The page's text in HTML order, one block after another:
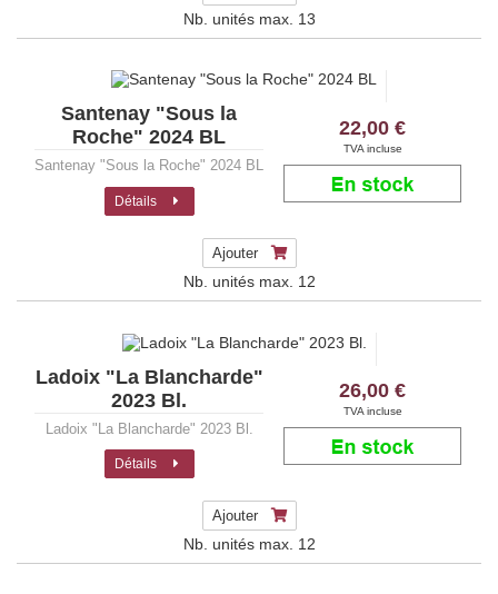
Nb. unités max. 13
Santenay "Sous la
Roche" 2024 BL
Santenay "Sous la Roche" 2024 BL
Détails
22,00 €
TVA incluse
Ajouter
Nb. unités max. 12
Ladoix "La Blancharde"
2023 Bl.
Ladoix "La Blancharde" 2023 Bl.
Détails
26,00 €
TVA incluse
Ajouter
Nb. unités max. 12